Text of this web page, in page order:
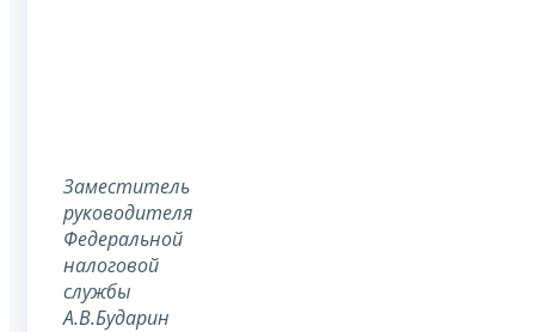
Заместитель
руководителя
Федеральной
налоговой
службы
А.В.Бударин